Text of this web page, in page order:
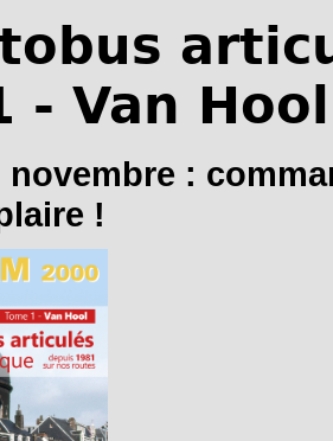
- Van Hool
novembre :
!